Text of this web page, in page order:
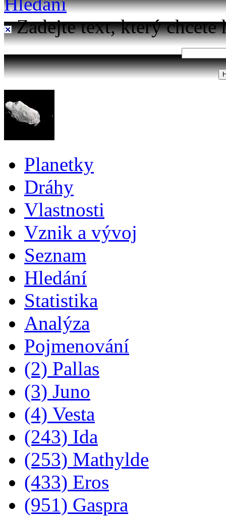
Zadejte text, který chcete
Planetky
Dráhy
Vlastnosti
Vznik a vývoj
Seznam
Hledání
Statistika
Analýza
Pojmenování
(2) Pallas
(3) Juno
(4) Vesta
(243) Ida
(253) Mathylde
(433) Eros
(951) Gaspra